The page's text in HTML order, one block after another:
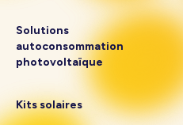
Solutions
autoconsommation
photovoltaïque
Kits solaires